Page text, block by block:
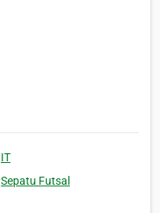
IT
Sepatu Futsal